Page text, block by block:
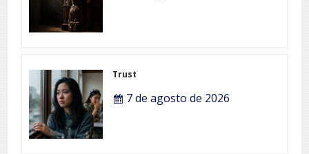
Trust
7 de agosto de 2026